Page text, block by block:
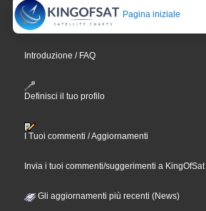
Pagina iniziale
Introduzione / FAQ
Definisci il tuo profilo
I Tuoi commenti / Aggiornamenti
Invia i tuoi commenti/suggerimenti a KingOfSat
Gli aggiornamenti più recenti (News)